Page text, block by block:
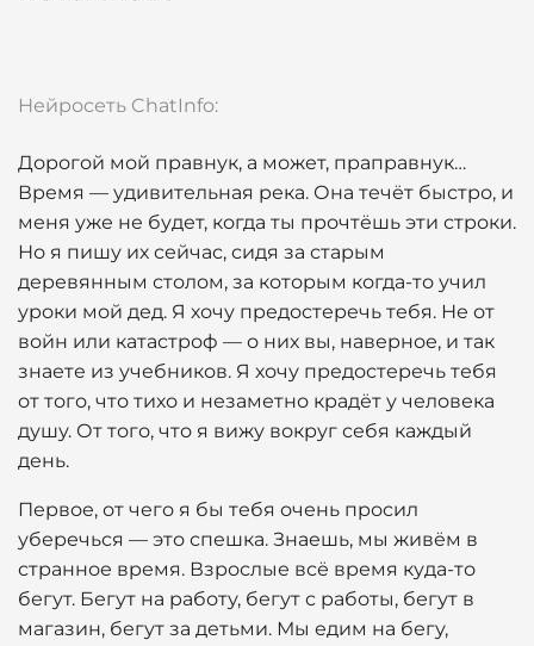
Нейросеть ChatInfo:
Дорогой мой правнук, а может, праправнук…
Время — удивительная река. Она течёт быстро, и
меня уже не будет, когда ты прочтёшь эти строки.
Но я пишу их сейчас, сидя за старым
деревянным столом, за которым когда-то учил
уроки мой дед. Я хочу предостеречь тебя. Не от
войн или катастроф — о них вы, наверное, и так
знаете из учебников. Я хочу предостеречь тебя
от того, что тихо и незаметно крадёт у человека
душу. От того, что я вижу вокруг себя каждый
день.
Первое, от чего я бы тебя очень просил
уберечься — это спешка. Знаешь, мы живём в
странное время. Взрослые всё время куда-то
бегут. Бегут на работу, бегут с работы, бегут в
магазин, бегут за детьми. Мы едим на бегу,